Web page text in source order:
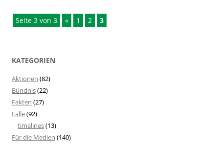
Seite 3 von 3 « 1 2 3
KATEGORIEN
Aktionen (82)
Bündnis(22)
Fakten (27)
Fälle(92)
timelines(13)
Für die Medien (140)